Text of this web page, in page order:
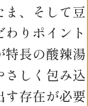
、そして豆
りポイント
特長の酸辣湯
しく包み込
す存在が必要